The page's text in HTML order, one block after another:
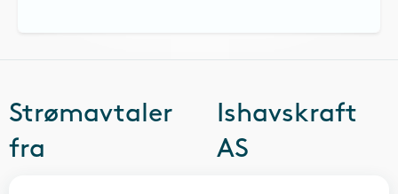
Strømavtaler
fra
Ishavskraft
AS